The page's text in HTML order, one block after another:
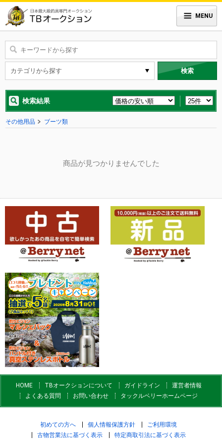
MENU
検索
検索結果
その他用品 ブーツ類
商品が見つかりませんでした
HOME TBオークションについて ガイドライン
運営者情報
よくある質問
お問い合わせ タックルベリーホームページ
初めての方へ 個人情報保護方針
ご利用環境
古物営業法に基づく表示
特定商取引法に基づく表示